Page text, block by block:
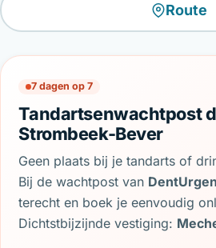
Route
7 dagen op 7
Tandartsenwachtpost
Strombeek-Bever
Geen plaats bij je tandarts of
Bij de wachtpost van
terecht en boek je eenvoudig
Dichtstbijzijnde vestiging: